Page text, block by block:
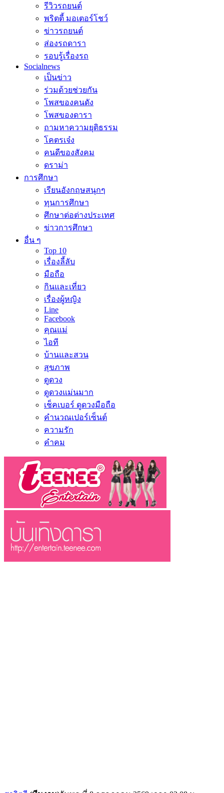
รีวิวรถยนต์
พริตตี้ มอเตอร์โชว์
ข่าวรถยนต์
ส่องรถดารา
รอบรู้เรื่องรถ
Socialnews
เป็นข่าว
ร่วมด้วยช่วยกัน
โพสของคนดัง
โพสของดารา
ถามหาความยุติธรรม
โคตรเจ๋ง
คนดีของสังคม
ดราม่า
การศึกษา
เรียนอังกฤษสนุกๆ
ทุนการศึกษา
ศึกษาต่อต่างประเทศ
ข่าวการศึกษา
อื่น ๆ
Top 10
เรื่องลี้ลับ
มือถือ
กินและเที่ยว
เรื่องผู้หญิง
Line
Facebook
คุณแม่
ไอที
บ้านและสวน
สุขภาพ
ดูดวง
ดูดวงแม่นมาก
เช็คเบอร์ ดูดวงมือถือ
คำนวณเปอร์เซ็นต์
ความรัก
คำคม